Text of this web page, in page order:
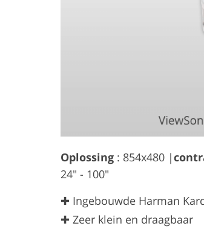
Oplossing : 854x480 |
24" - 100"
✚ Ingebouwde Harman
✚ Zeer klein en draagbaar